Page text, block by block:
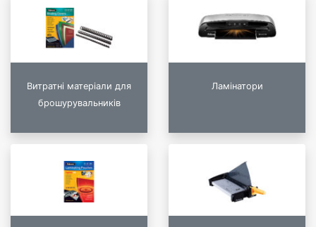
Витратні матеріали для
брошурувальників
Ламінатори